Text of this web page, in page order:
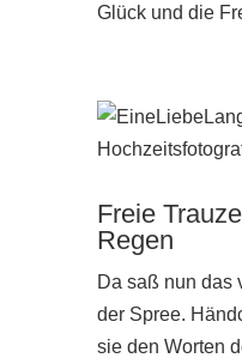
Glück und die
Freie
Regen
Da saß nun das
der Spree.
sie den Worten